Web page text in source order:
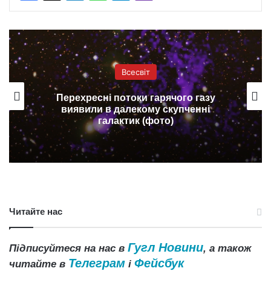
Всесвіт
Перехресні потоки гарячого газу
виявили в далекому скупченні
галактик (фото)
Читайте нас
Підписуйтеся на нас в Гугл Новини, а також
читайте в Телеграм і Фейсбук